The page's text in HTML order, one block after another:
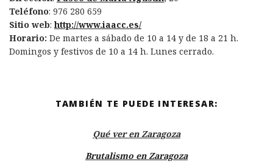
Teléfono: 976 280 659
Sitio web:http://www.iaacc.es/
Horario: De martes a sábado de 10 a 14 y de 18 a 21 h.
Domingos y festivos de 10 a 14 h. Lunes cerrado.
TAMBIÉN TE PUEDE INTERESAR:
Qué ver en Zaragoza
Brutalismo en Zaragoza